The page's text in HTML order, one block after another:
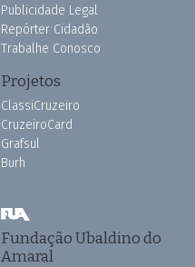
Publicidade Legal
Repórter Cidadão
Trabalhe Conosco
Projetos
ClassiCruzeiro
CruzeiroCard
Grafsul
Burh
Fundação Ubaldino do
Amaral